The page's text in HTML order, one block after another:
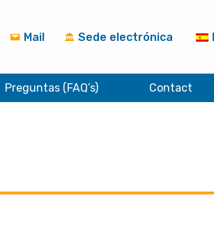
Mail Sede electrónica
Preguntas (FAQ’s) Contact